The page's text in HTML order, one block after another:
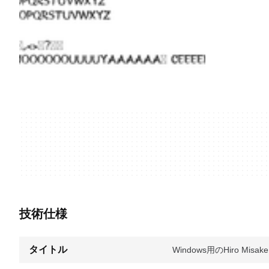
技術仕様
タイトル Windows用のHiro